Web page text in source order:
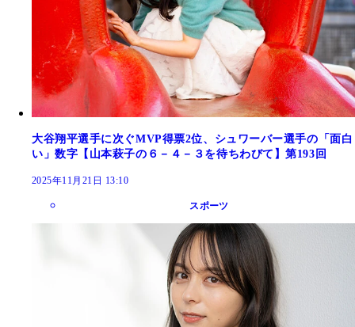
大谷翔平選手に次ぐMVP得票2位、シュワーバー選手の「面白
い」数字【山本萩子の６－４－３を待ちわびて】第193回
2025年11月21日 13:10
スポーツ